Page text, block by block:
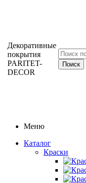
Декоративные
покрытия
PARITET-
DECOR
Меню
Каталог
Краски